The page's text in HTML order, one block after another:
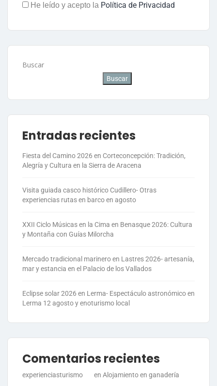
He leído y acepto la Política de Privacidad
Buscar
Buscar
Entradas recientes
Fiesta del Camino 2026 en Corteconcepción: Tradición,
Alegría y Cultura en la Sierra de Aracena
Visita guiada casco histórico Cudillero- Otras
experiencias rutas en barco en agosto
XXII Ciclo Músicas en la Cima en Benasque 2026: Cultura
y Montaña con Guías Milorcha
Mercado tradicional marinero en Lastres 2026- artesanía,
mar y estancia en el Palacio de los Vallados
Eclipse solar 2026 en Lerma- Espectáculo astronómico en
Lerma 12 agosto y enoturismo local
Comentarios recientes
experienciasturismo en Alojamiento en ganadería